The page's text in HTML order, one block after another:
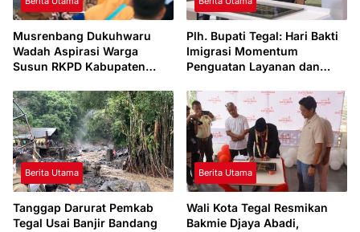
Musrenbang Dukuhwaru
Wadah Aspirasi Warga
Susun RKPD Kabupaten
Plh. Bupati Tegal: Hari Bakti
Imigrasi Momentum
Penguatan Layanan dan
Tegal
Berita Utama
Tanggap Darurat Pemkab
Tegal Usai Banjir Bandang
Berita Utama
Wali Kota Tegal Resmikan
Bakmie Djaya Abadi,